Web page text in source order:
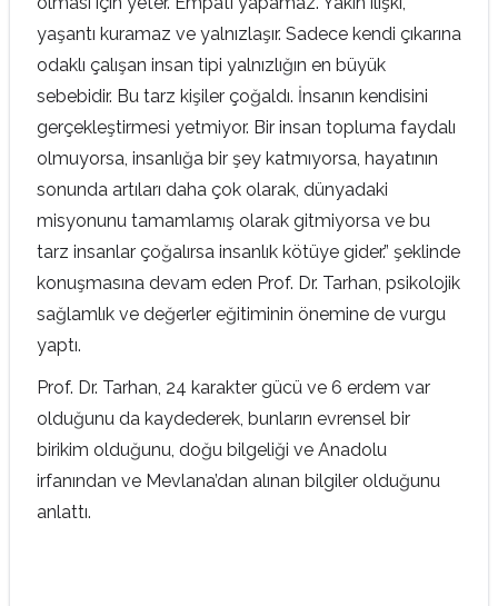
yaşantı kuramaz ve yalnızlaşır. Sadece kendi çıkarına
odaklı çalışan insan tipi yalnızlığın en büyük
sebebidir. Bu tarz kişiler çoğaldı. İnsanın kendisini
gerçekleştirmesi yetmiyor. Bir insan topluma faydalı
olmuyorsa, insanlığa bir şey katmıyorsa, hayatının
sonunda artıları daha çok olarak, dünyadaki
misyonunu tamamlamış olarak gitmiyorsa ve bu
tarz insanlar çoğalırsa insanlık kötüye gider.” şeklinde
konuşmasına devam eden Prof. Dr. Tarhan, psikolojik
sağlamlık ve değerler eğitiminin önemine de vurgu
yaptı.
Prof. Dr. Tarhan, 24 karakter gücü ve 6 erdem var
olduğunu da kaydederek, bunların evrensel bir
birikim olduğunu, doğu bilgeliği ve Anadolu
irfanından ve Mevlana’dan alınan bilgiler olduğunu
anlattı.